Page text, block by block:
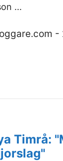
...
Timrå: